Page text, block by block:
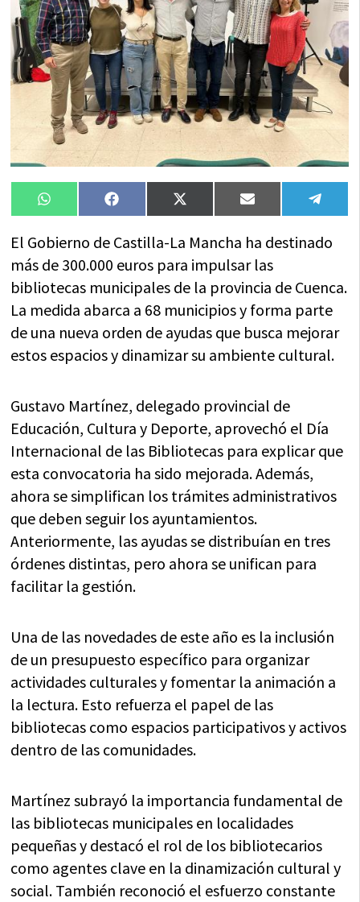
Compartir
en
WhatsAppCompartir
en
FacebookCompartir
en
X
(Twitter)
Compartir
en
Email
en
El Gobierno de Castilla-La Mancha ha destinado
más de 300.000 euros para impulsar las
bibliotecas municipales de la provincia de Cuenca.
La medida abarca a 68 municipios y forma parte
de una nueva orden de ayudas que busca mejorar
estos espacios y dinamizar su ambiente cultural.
Gustavo Martínez, delegado provincial de
Educación, Cultura y Deporte, aprovechó el Día
Internacional de las Bibliotecas para explicar que
esta convocatoria ha sido mejorada. Además,
ahora se simplifican los trámites administrativos
que deben seguir los ayuntamientos.
Anteriormente, las ayudas se distribuían en tres
órdenes distintas, pero ahora se unifican para
facilitar la gestión.
Una de las novedades de este año es la inclusión
de un presupuesto específico para organizar
actividades culturales y fomentar la animación a
la lectura. Esto refuerza el papel de las
bibliotecas como espacios participativos y activos
dentro de las comunidades.
Martínez subrayó la importancia fundamental de
las bibliotecas municipales en localidades
pequeñas y destacó el rol de los bibliotecarios
como agentes clave en la dinamización cultural y
social. También reconoció el esfuerzo constante